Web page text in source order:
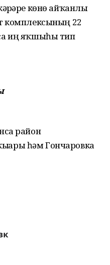
көнө айҡанлы
комплексының 22
иң яҡшыһы тип
район
һәм Гончаровка